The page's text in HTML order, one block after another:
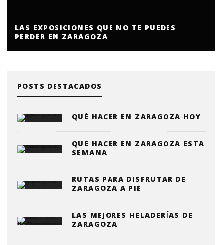
ESPACIO ZITY DE VALDESPARTERA 2026
POSTS DESTACADOS
QUÉ HACER EN ZARAGOZA HOY
QUE HACER EN ZARAGOZA ESTA
SEMANA
RUTAS PARA DISFRUTAR DE
ZARAGOZA A PIE
LAS MEJORES HELADERÍAS DE
ZARAGOZA